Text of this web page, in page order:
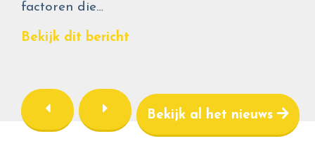
factoren die…
Bekijk dit bericht
Bekijk al het nieuws